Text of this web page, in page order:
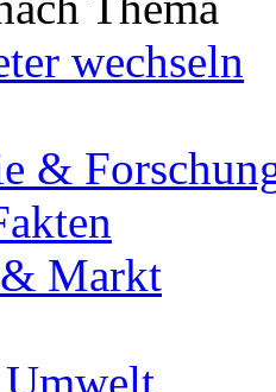
wechseln
&
Markt